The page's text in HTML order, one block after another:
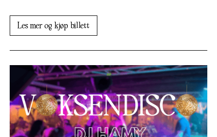
Les mer og kjøp billett